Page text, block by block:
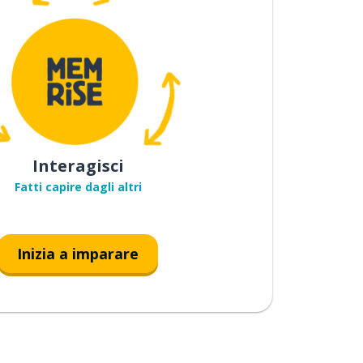
Interagisci
Fatti capire dagli altri
Inizia a imparare